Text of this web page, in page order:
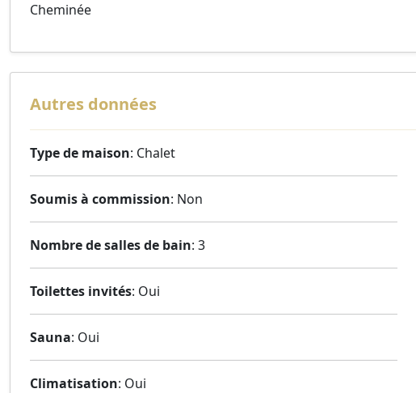
Cheminée
Autres données
Type de maison: Chalet
Soumis à commission: Non
Nombre de salles de bain: 3
Toilettes invités: Oui
Sauna: Oui
Climatisation: Oui